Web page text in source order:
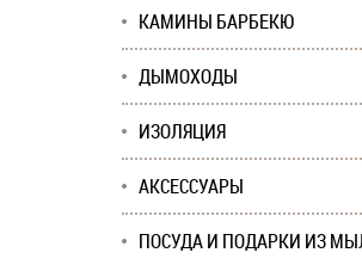
КАМИНЫ БАРБЕКЮ
ДЫМОХОДЫ
ИЗОЛЯЦИЯ
АКСЕССУАРЫ
ПОСУДА И ПОДАРКИ ИЗ